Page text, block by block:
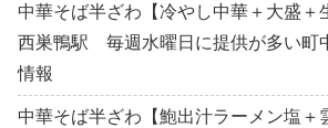
中華そば半ざわ【冷やし中華＋大盛＋
西巣鴨駅 毎週水曜日に提供が多い町
情報
中華そば半ざわ【鮑出汁ラーメン塩＋